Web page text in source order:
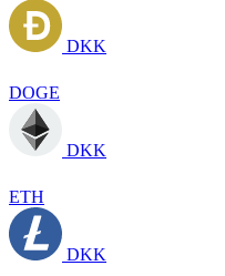
DKK
DOGE
DKK
ETH
DKK